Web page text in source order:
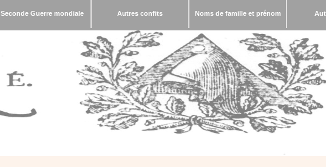
Seconde Guerre mondiale Autres confits Noms de famille et prénom